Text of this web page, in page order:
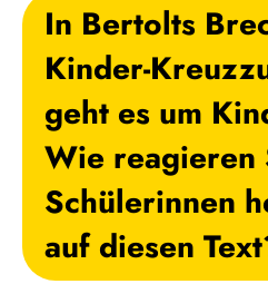
In Bertolts
Kinder-
geht es um
Wie reagieren
Schülerinnen
auf diesen